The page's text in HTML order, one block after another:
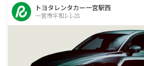
トヨタレンタカー一宮駅西
一宮市平和1-1-28